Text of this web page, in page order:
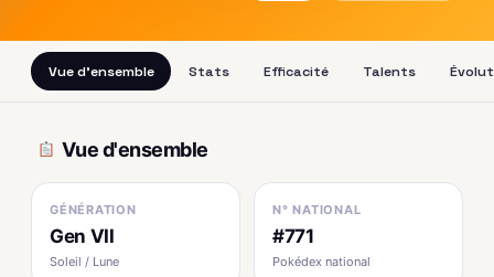
Vue d'ensemble Stats Efficacité Talents
Vue d'ensemble
GÉNÉRATION
Gen VII
Soleil / Lune
N° NATIONAL
#771
Pokédex national